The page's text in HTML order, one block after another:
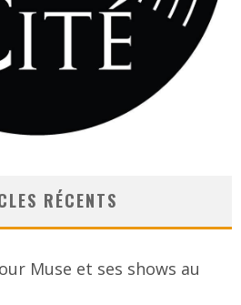
RÉCENTS
Muse et ses shows au